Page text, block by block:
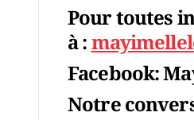
Pour toutes
à :
Facebook:
Notre